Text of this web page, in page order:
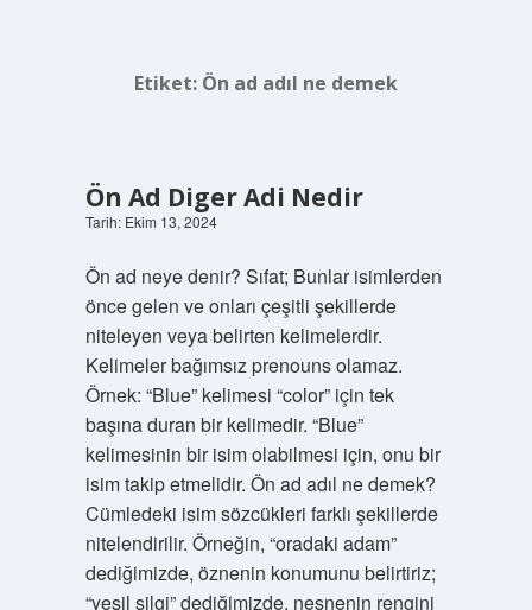
Etiket: Ön ad adıl ne demek
Ön Ad Diger Adi Nedir
Tarih: Ekim 13, 2024
Ön ad neye denir? Sıfat; Bunlar isimlerden
önce gelen ve onları çeşitli şekillerde
niteleyen veya belirten kelimelerdir.
Kelimeler bağımsız prenouns olamaz.
Örnek: “Blue” kelimesi “color” için tek
başına duran bir kelimedir. “Blue”
kelimesinin bir isim olabilmesi için, onu bir
isim takip etmelidir. Ön ad adıl ne demek?
Cümledeki isim sözcükleri farklı şekillerde
nitelendirilir. Örneğin, “oradaki adam”
dediğimizde, öznenin konumunu belirtiriz;
“yeşil silgi” dediğimizde, nesnenin rengini